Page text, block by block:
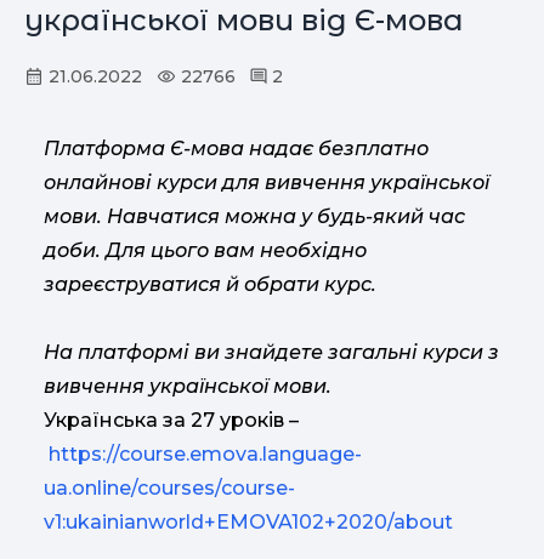
української мови від Є-мова
21.06.2022 22766 2
Платформа Є-мова надає безплатно
онлайнові курси для вивчення української
мови. Навчатися можна у будь-який час
доби. Для цього вам необхідно
зареєструватися й обрати курс.
На платформі ви знайдете загальні курси з
вивчення української мови.
Українська за 27 уроків –
https://course.emova.language-
ua.online/courses/course-
v1:ukainianworld+EMOVA102+2020/about